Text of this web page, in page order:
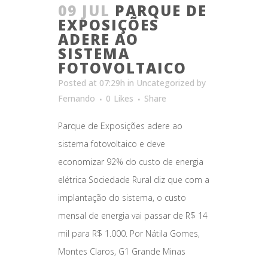
09 JUL PARQUE DE
EXPOSIÇÕES
ADERE AO
SISTEMA
FOTOVOLTAICO
Posted at 07:29h in Uncategorized by
Fernando
0 Likes Share
Parque de Exposições adere ao
sistema fotovoltaico e deve
economizar 92% do custo de energia
elétrica Sociedade Rural diz que com a
implantação do sistema, o custo
mensal de energia vai passar de R$ 14
mil para R$ 1.000. Por Nátila Gomes,
Montes Claros, G1 Grande Minas